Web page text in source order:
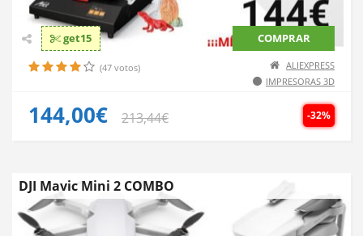
get15 COMPRAR
(47 votos)
ALIEXPRESS
IMPRESORAS 3D
-32%
144,00€ 213,44€
DJI Mavic Mini 2 COMBO